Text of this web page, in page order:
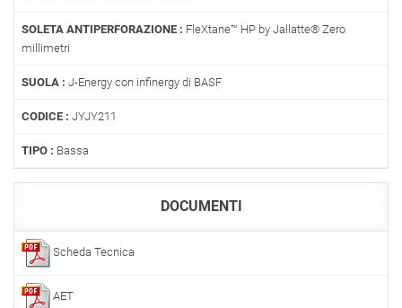
SOLETA ANTIPERFORAZIONE : FleXtane™ HP by Jallatte® Zero
millimetri
SUOLA : J-Energy con infinergy di BASF
CODICE : JYJY211
TIPO : Bassa
DOCUMENTI
Scheda Tecnica
AET